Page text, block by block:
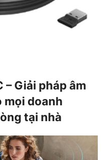
– Giải pháp âm
mọi doanh
tại nhà